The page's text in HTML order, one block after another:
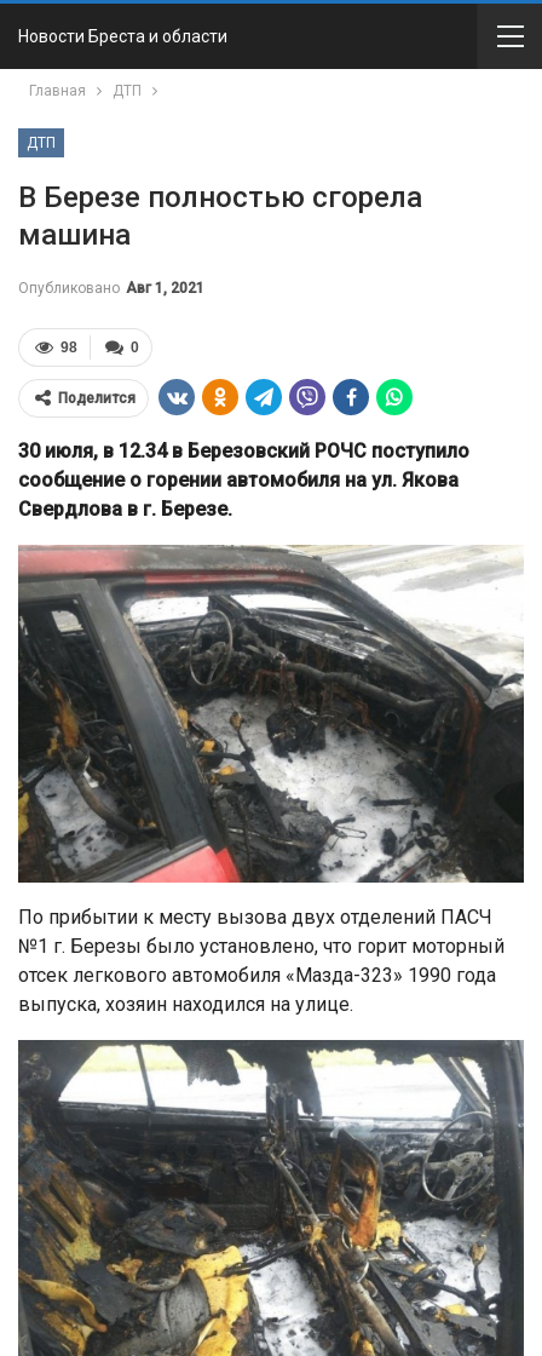
Новости Бреста и области
Главная ДТП
ДТП
В Березе полностью сгорела
машина
Опубликовано Авг 1, 2021
0
98
Поделится
30 июля, в 12.34 в Березовский РОЧС поступило
сообщение о горении автомобиля на ул. Якова
Свердлова в г. Березе.
По прибытии к месту вызова двух отделений ПАСЧ
№1 г. Березы было установлено, что горит моторный
отсек легкового автомобиля «Мазда-323» 1990 года
выпуска, хозяин находился на улице.